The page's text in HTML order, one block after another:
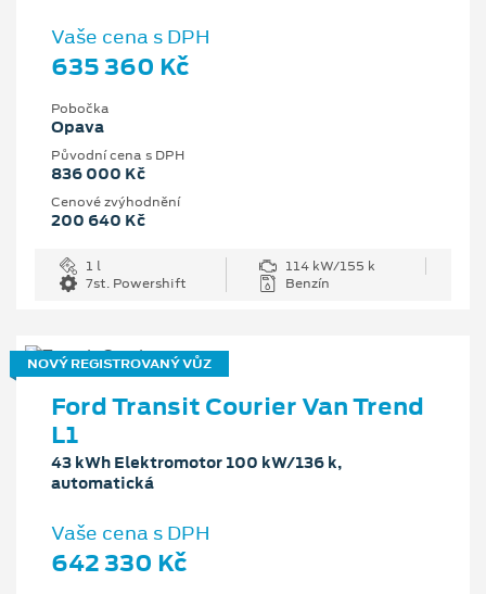
Vaše cena s DPH
635 360 Kč
Pobočka
Opava
Původní cena s DPH
836 000 Kč
Cenové zvýhodnění
200 640 Kč
1 l
114 kW/155 k
7st. Powershift
Benzín
NOVÝ REGISTROVANÝ VŮZ
Ford Transit Courier Van Trend
L1
43 kWh Elektromotor 100 kW/136 k,
automatická
Vaše cena s DPH
642 330 Kč